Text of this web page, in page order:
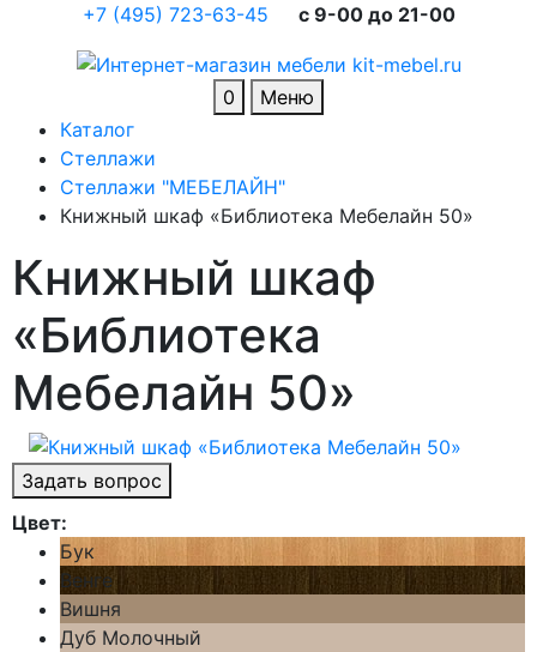
+7 (495) 723-63-45 c 9-00 до 21-00
0
Меню
Каталог
Стеллажи
Стеллажи "МЕБЕЛАЙН"
Книжный шкаф «Библиотека Мебелайн 50»
Книжный шкаф
«Библиотека
Мебелайн 50»
Задать вопрос
Цвет:
Бук
Венге
Вишня
Дуб Молочный